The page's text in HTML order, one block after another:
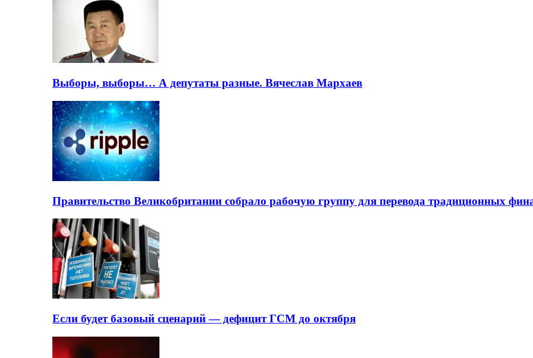
Выборы, выборы… А депутаты разные. Вячеслав Мархаев
Правительство Великобритании собрало рабочую группу для перевода традиционных
Если будет базовый сценарий — дефицит ГСМ до октября